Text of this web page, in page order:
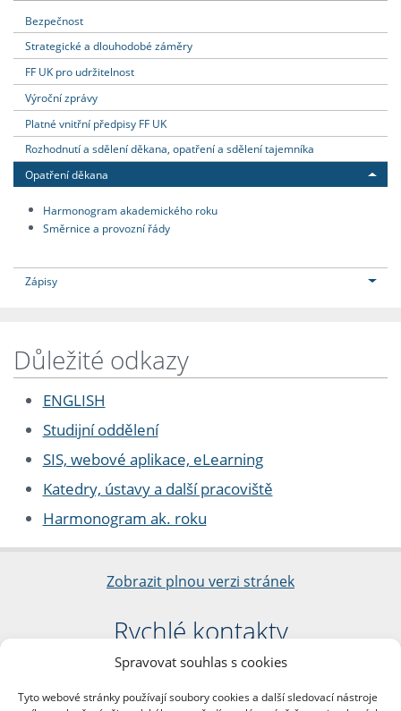
Spravovat souhlas s cookies
Tyto webové stránky používají soubory cookies a další sledovací nástroje
Bezpečnost
Strategické a dlouhodobé záměry
FF UK pro udržitelnost
Výroční zprávy
Platné vnitřní předpisy FF UK
Rozhodnutí a sdělení děkana, opatření a sdělení tajemníka
Opatření děkana
Harmonogram akademického roku
Směrnice a provozní řády
Zápisy
Důležité odkazy
ENGLISH
Studijní oddělení
SIS, webové aplikace, eLearning
Katedry, ústavy a další pracoviště
Harmonogram ak. roku
Zobrazit plnou verzi stránek
Rychlé kontakty
Filozofická fakulta
nám. Jana Palacha 1/2